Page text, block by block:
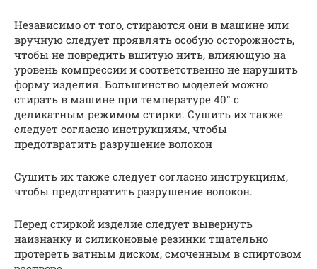
Независимо от того, стираются они в машине или
вручную следует проявлять особую осторожность,
чтобы не повредить вшитую нить, влияющую на
уровень компрессии и соответственно не нарушить
форму изделия. Большинство моделей можно
стирать в машине при температуре 40° с
деликатным режимом стирки. Сушить их также
следует согласно инструкциям, чтобы
предотвратить разрушение волокон
Сушить их также следует согласно инструкциям,
чтобы предотвратить разрушение волокон.
Перед стиркой изделие следует вывернуть
наизнанку и силиконовые резинки тщательно
протереть ватным диском, смоченным в спиртовом